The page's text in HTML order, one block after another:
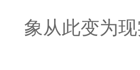
象从此变为现